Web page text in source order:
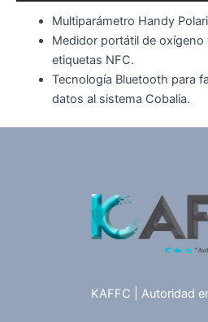
Multiparámetro Handy
Medidor portátil de oxígeno
etiquetas NFC.
Tecnología Bluetooth para
datos al sistema Cobalia.
KAFFC | Autoridad